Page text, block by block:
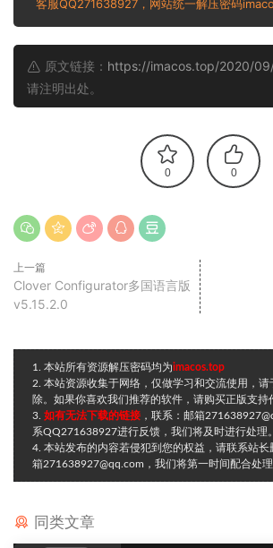
客服QQ271638927，网站统一解压密码
原文链接： https://imacos.top/2020/
请注明出处。
0 0
上一篇
Clover Configurator多国语言版
v5.15.2.0
1. 本站所有资源解压密码均为imacos.top
2. 本站资源收集于网络，仅做学习和交流使用，请
除。如果你喜欢我们推荐的软件，请购买正版支持
3. 如有无法下载的链接 ，联系：邮箱
系QQ271638927进行反馈，我们将及时进行处理。
4. 本站发布的内容若侵犯到您的权益，请联系站
箱271638927@qq.com，我们将第一时间配合处理
同类文章